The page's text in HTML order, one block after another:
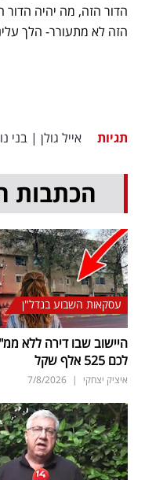
הדור הזה, מה יהיה הדור
הזה לא מתעורר- הלך
תגיות אייל גולן | בני
הכתבות
עסקאות השבוע בנדל"ן
היישוב שבו דירה ללא
לכם 525 אלף שקל
איציק יצחקי |
7/8/2026